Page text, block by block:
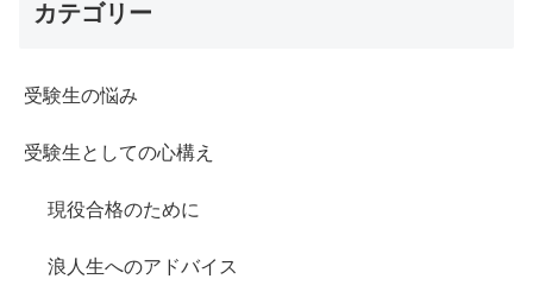
カテゴリー
受験生の悩み
受験生としての心構え
現役合格のために
浪人生へのアドバイス